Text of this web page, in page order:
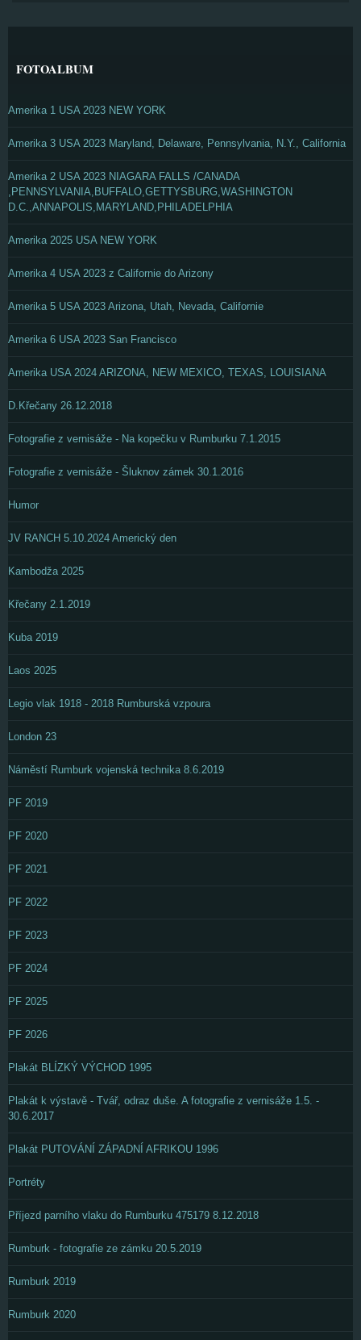
FOTOALBUM
Amerika 1 USA 2023 NEW YORK
Amerika 3 USA 2023 Maryland, Delaware, Pennsylvania, N.Y., California
Amerika 2 USA 2023 NIAGARA FALLS /CANADA
,PENNSYLVANIA,BUFFALO,GETTYSBURG,WASHINGTON
D.C.,ANNAPOLIS,MARYLAND,PHILADELPHIA
Amerika 2025 USA NEW YORK
Amerika 4 USA 2023 z Californie do Arizony
Amerika 5 USA 2023 Arizona, Utah, Nevada, Californie
Amerika 6 USA 2023 San Francisco
Amerika USA 2024 ARIZONA, NEW MEXICO, TEXAS, LOUISIANA
D.Křečany 26.12.2018
Fotografie z vernisáže - Na kopečku v Rumburku 7.1.2015
Fotografie z vernisáže - Šluknov zámek 30.1.2016
Humor
JV RANCH 5.10.2024 Americký den
Kambodža 2025
Křečany 2.1.2019
Kuba 2019
Laos 2025
Legio vlak 1918 - 2018 Rumburská vzpoura
London 23
Náměstí Rumburk vojenská technika 8.6.2019
PF 2019
PF 2020
PF 2021
PF 2022
PF 2023
PF 2024
PF 2025
PF 2026
Plakát BLÍZKÝ VÝCHOD 1995
Plakát k výstavě - Tvář, odraz duše. A fotografie z vernisáže 1.5. -
30.6.2017
Plakát PUTOVÁNÍ ZÁPADNÍ AFRIKOU 1996
Portréty
Příjezd parního vlaku do Rumburku 475179 8.12.2018
Rumburk - fotografie ze zámku 20.5.2019
Rumburk 2019
Rumburk 2020